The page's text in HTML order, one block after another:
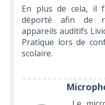
En plus de cela, il
déporté afin de
appareils auditifs
Pratique lors de
scolaire.